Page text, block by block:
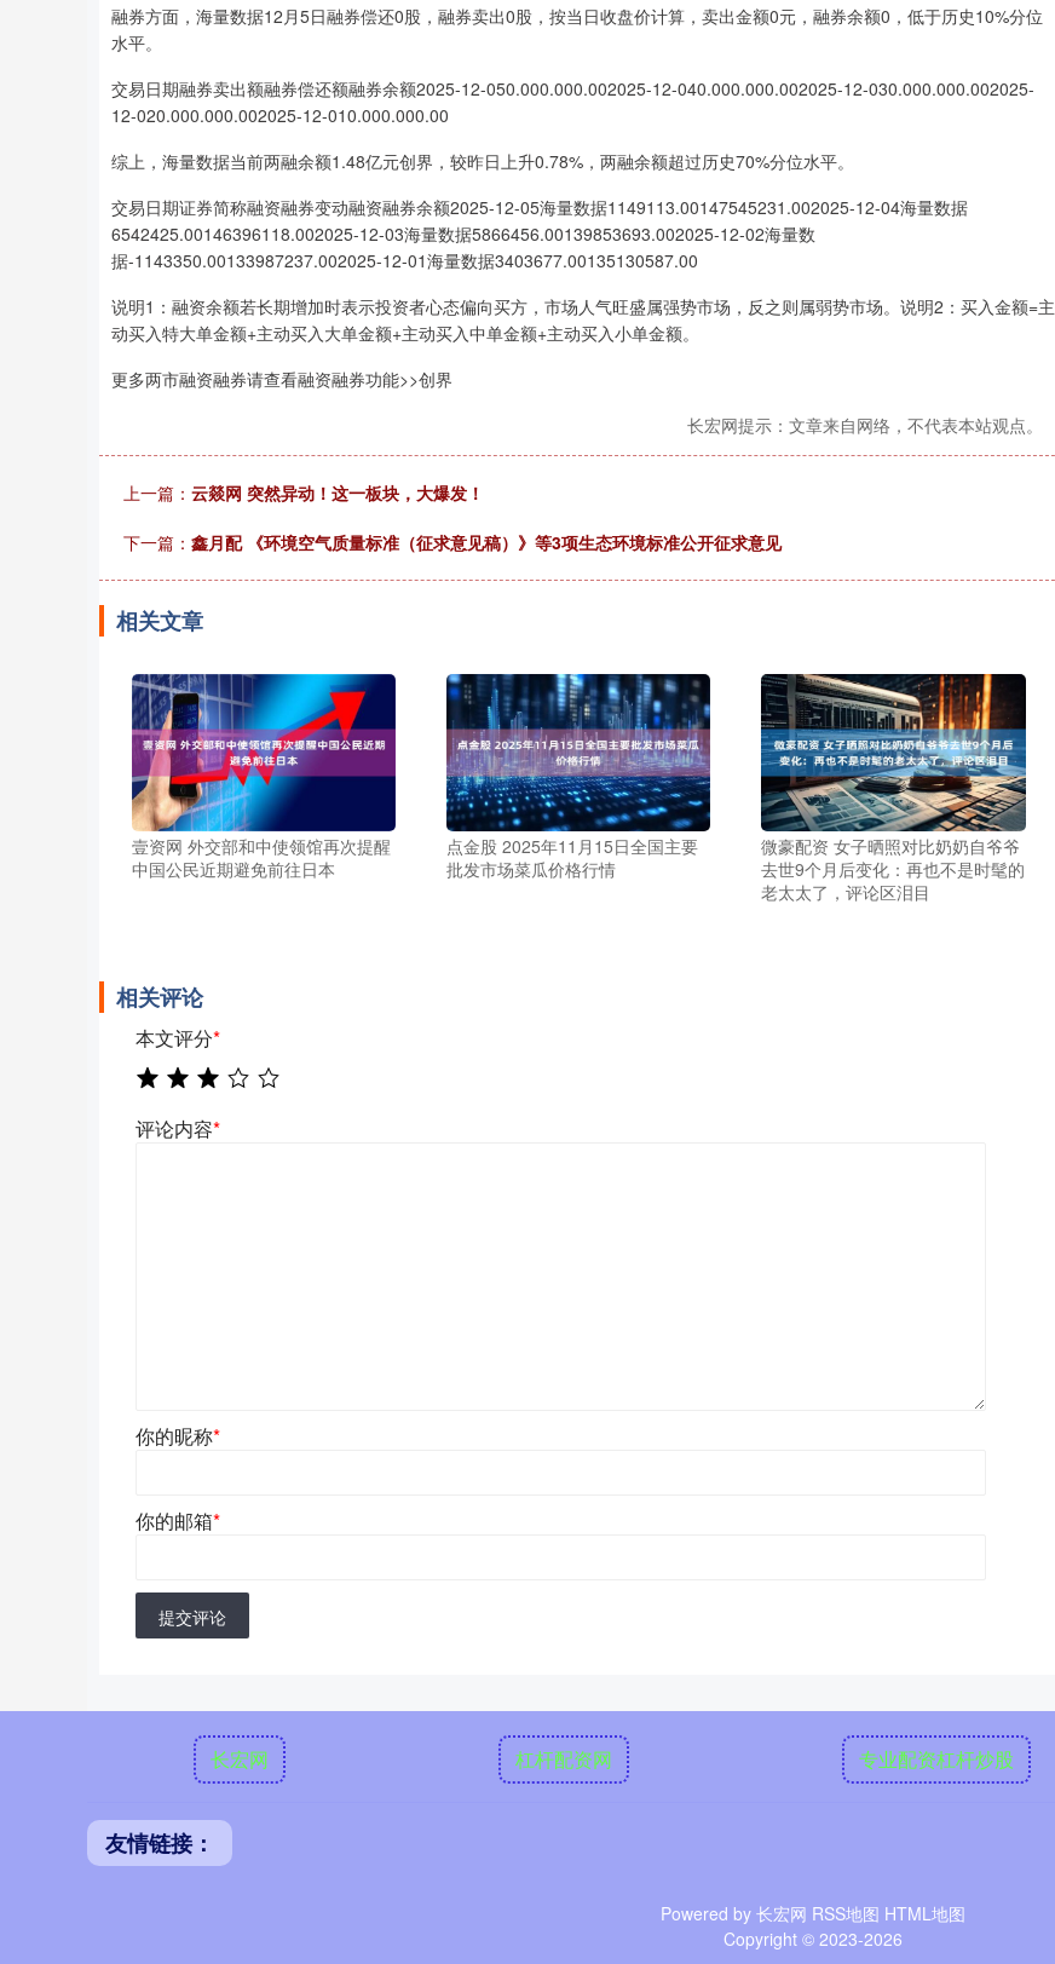
融券方面，海量数据12月5日融券偿还0股，融券卖出0股，按当日收盘价计算，卖出金额0元，融券余额0，低于历史10%分位
水平。
交易日期融券卖出额融券偿还额融券余额2025-12-050.000.000.002025-12-040.000.000.002025-12-030.000.000.002025-
12-020.000.000.002025-12-010.000.000.00
综上，海量数据当前两融余额1.48亿元创界，较昨日上升0.78%，两融余额超过历史70%分位水平。
交易日期证券简称融资融券变动融资融券余额2025-12-05海量数据1149113.00147545231.002025-12-04海量数据
6542425.00146396118.002025-12-03海量数据5866456.00139853693.002025-12-02海量数
据-1143350.00133987237.002025-12-01海量数据3403677.00135130587.00
说明1：融资余额若长期增加时表示投资者心态偏向买方，市场人气旺盛属强势市场，反之则属弱势市场。说明2：买入金额=主
动买入特大单金额+主动买入大单金额+主动买入中单金额+主动买入小单金额。
更多两市融资融券请查看融资融券功能>>创界
长宏网提示：文章来自网络，不代表本站观点。
上一篇： 云燚网 突然异动！这一板块，大爆发！
下一篇： 鑫月配 《环境空气质量标准（征求意见稿）》等3项生态环境标准公开征求意见
相关文章
壹资网 外交部和中使领馆再次提醒
中国公民近期避免前往日本
点金股 2025年11月15日全国主要
批发市场菜瓜价格行情
微豪配资 女子晒照对比奶奶自爷爷
去世9个月后变化：再也不是时髦的
老太太了，评论区泪目
相关评论
本文评分*
评论内容*
你的昵称*
你的邮箱*
提交评论
长宏网 杠杆配资网 专业配资杠杆炒股
友情链接：
Powered by 长宏网 RSS地图 HTML地图
Copyright © 2023-2026